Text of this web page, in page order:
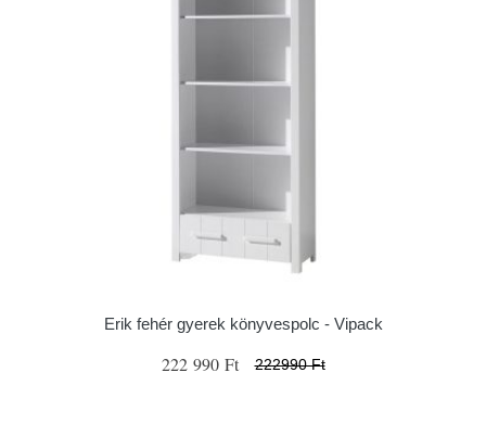
Erik fehér gyerek könyvespolc - Vipack
222 990 Ft 222990 Ft